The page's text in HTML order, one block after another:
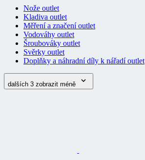
Nože outlet
Kladiva outlet
Měření a značení outlet
Vodováhy outlet
Šroubováky outlet
Svěrky outlet
Doplňky a náhradní díly k nářadí outlet
dalších 3 zobrazit méně